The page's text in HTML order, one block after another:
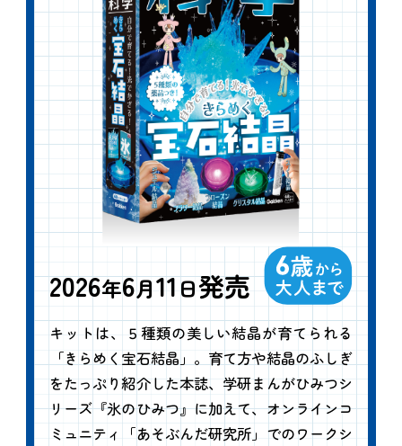
2026年6月11日発売
キットは、５種類の美しい結晶が育てられる
「きらめく宝石結晶」。育て方や結晶のふしぎ
をたっぷり紹介した本誌、学研まんがひみつシ
リーズ『氷のひみつ』に加えて、オンラインコ
ミュニティ「あそぶんだ研究所」でのワークシ